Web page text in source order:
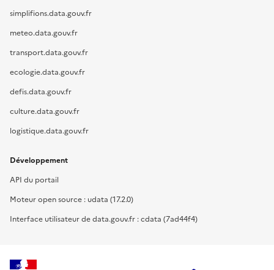
simplifions.data.gouv.fr
meteo.data.gouv.fr
transport.data.gouv.fr
ecologie.data.gouv.fr
defis.data.gouv.fr
culture.data.gouv.fr
logistique.data.gouv.fr
Développement
API du portail
Moteur open source : udata (17.2.0)
Interface utilisateur de data.gouv.fr : cdata (7ad44f4)